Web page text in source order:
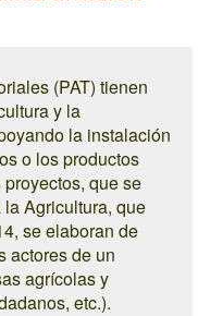
(PAT) tienen
y la
la instalación
o los productos
que se
Agricultura, que
se elaboran de
actores de un
agrícolas y
etc.).